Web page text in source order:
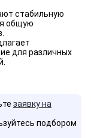
стабильную
общую
для различных
заявку на
подбором